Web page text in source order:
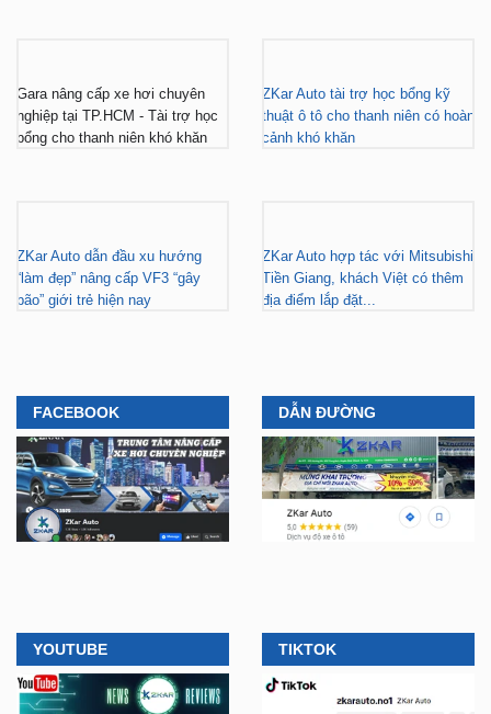
Gara nâng cấp xe hơi chuyên
nghiệp tại TP.HCM - Tài trợ học
bổng cho thanh niên khó khăn
ZKar Auto tài trợ học bổng kỹ
thuật ô tô cho thanh niên có hoàn
cảnh khó khăn
ZKar Auto dẫn đầu xu hướng
“làm đẹp” nâng cấp VF3 “gây
bão” giới trẻ hiện nay
ZKar Auto hợp tác với Mitsubishi
Tiền Giang, khách Việt có thêm
địa điểm lắp đặt...
FACEBOOK DẪN ĐƯỜNG
YOUTUBE TIKTOK